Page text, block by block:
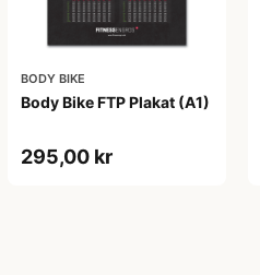
BODY BIKE
Body Bike FTP Plakat (A1)
295,00 kr